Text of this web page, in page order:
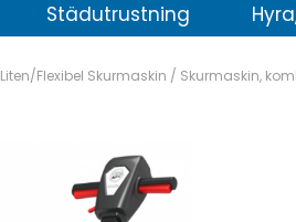
Städutrustning
Liten/Flexibel Skurmaskin / Skurmaskin,
Flexibel Skurmaskin (utan